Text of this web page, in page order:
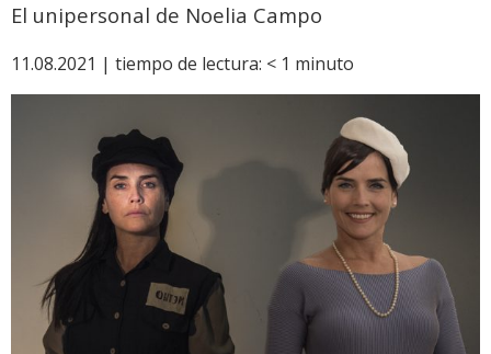
El unipersonal de Noelia Campo
11.08.2021 | tiempo de lectura: < 1 minuto